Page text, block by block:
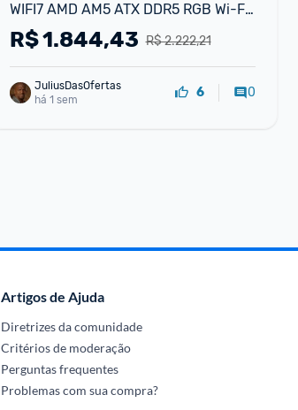
WIFI7 AMD AM5 ATX DDR5 RGB Wi-Fi
7 tooth - X870 EAGLE WIFI7
R$ 2.222,21
R$1.844,43
JuliusDasOfertas
há 1 sem
6 0
Artigos de Ajuda
Diretrizes da comunidade
Critérios de moderação
Perguntas frequentes
Problemas com sua compra?